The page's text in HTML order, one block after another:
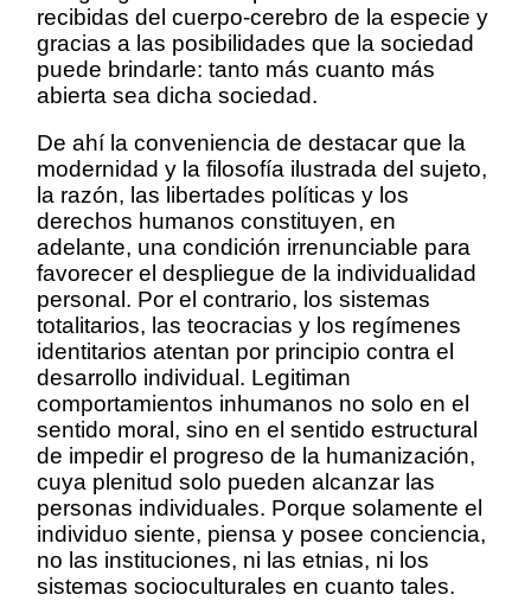
recibidas del cuerpo-cerebro de la especie y
gracias a las posibilidades que la sociedad
puede brindarle: tanto más cuanto más
abierta sea dicha sociedad.
De ahí la conveniencia de destacar que la
modernidad y la filosofía ilustrada del sujeto,
la razón, las libertades políticas y los
derechos humanos constituyen, en
adelante, una condición irrenunciable para
favorecer el despliegue de la individualidad
personal. Por el contrario, los sistemas
totalitarios, las teocracias y los regímenes
identitarios atentan por principio contra el
desarrollo individual. Legitiman
comportamientos inhumanos no solo en el
sentido moral, sino en el sentido estructural
de impedir el progreso de la humanización,
cuya plenitud solo pueden alcanzar las
personas individuales. Porque solamente el
individuo siente, piensa y posee conciencia,
no las instituciones, ni las etnias, ni los
sistemas socioculturales en cuanto tales.